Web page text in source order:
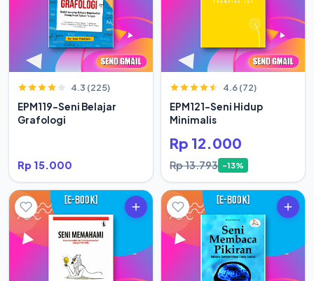
4.3 (225)
EPM119-Seni Belajar
Grafologi
Rp 15.000
4.6 (72)
EPM121-Seni Hidup
Minimalis
Rp 12.000
Rp 13.793 -13%